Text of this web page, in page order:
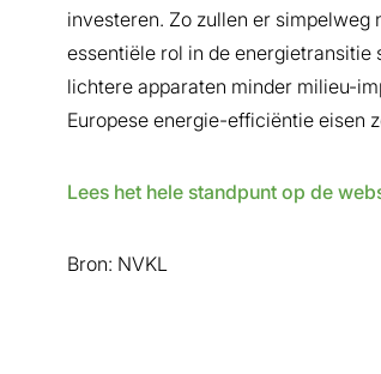
investeren. Zo zullen er simpelweg
essentiële rol in de energietransitie
lichtere apparaten minder milieu-
Europese energie-efficiëntie eisen
Lees het hele standpunt op de
Bron: NVKL